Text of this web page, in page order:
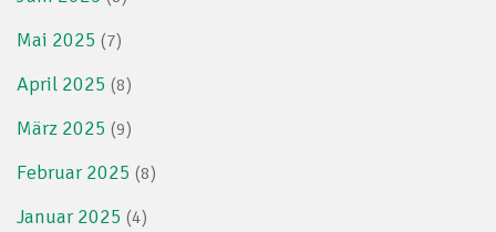
Mai 2025 (7)
April 2025 (8)
März 2025 (9)
Februar 2025 (8)
Januar 2025 (4)